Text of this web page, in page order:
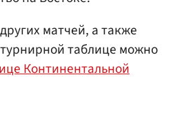
матчей, а также
таблице можно
Континентальной